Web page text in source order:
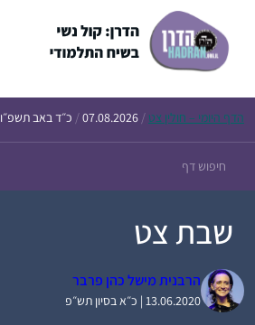
הדף היומי – חולין צט /
07.08.2026
/ כ״ד באב תשפ״ו
שבת צט
הרבנית מישל כהן פרבר
13.06.2020 | כ״א בסיון תש״פ